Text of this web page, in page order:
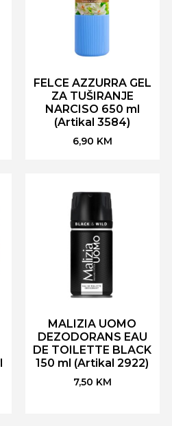
FELCE AZZURRA GEL
ZA TUŠIRANJE
NARCISO 650 ml
(Artikal 3584)
6,90 KM
MALIZIA UOMO
DEZODORANS EAU
DE TOILETTE BLACK
150 ml (Artikal 2922)
7,50 KM